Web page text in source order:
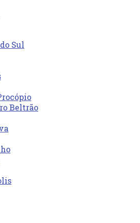
Sul
Beltrão